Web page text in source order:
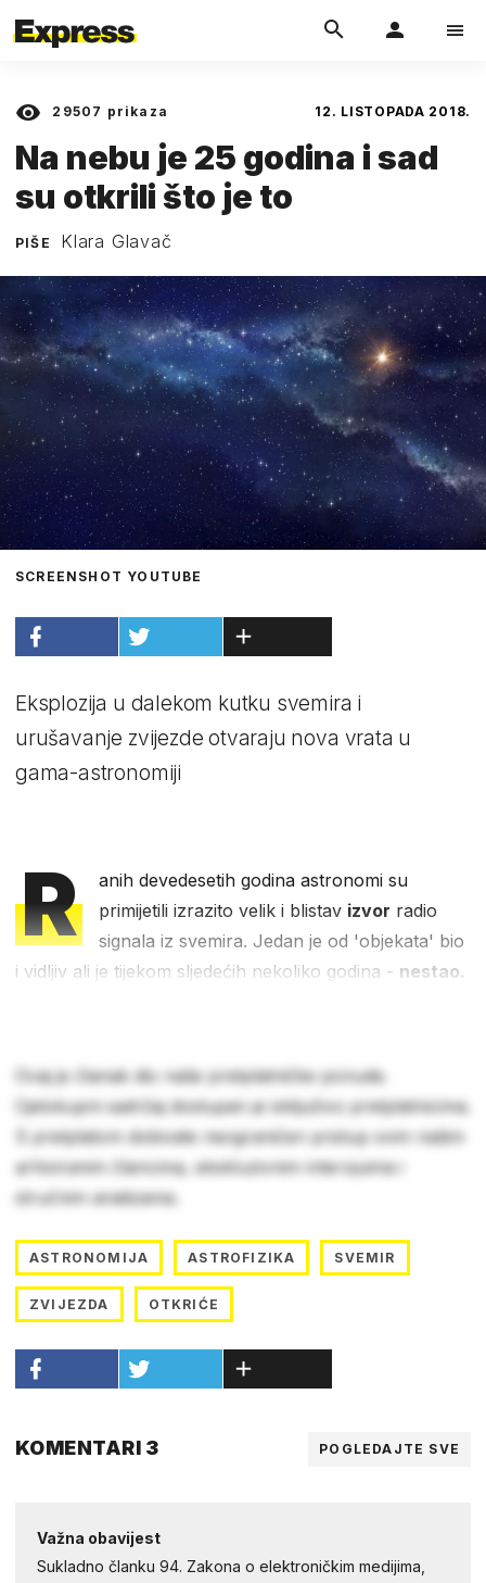
29507 prikaza 12. LISTOPADA 2018.
Na nebu je 25 godina i sad
su otkrili što je to
PIŠE Klara Glavač
SCREENSHOT YOUTUBE
Eksplozija u dalekom kutku svemira i
urušavanje zvijezde otvaraju nova vrata u
gama-astronomiji
R
anih devedesetih godina astronomi su
primijetili izrazito velik i blistav izvor radio
signala iz svemira. Jedan je od 'objekata' bio
i vidljiv ali je tijekom sljedećih nekoliko godina - nestao.
Ovaj je članak dio naše pretplatničke ponude.
Cjelokupni sadržaj dostupan je isključivo pretplatnicima.
S pretplatom dobivate neograničen pristup svim našim
arhiviranim člancima, ekskluzivnim intervjuima i
stručnim analizama.
ASTRONOMIJA ASTROFIZIKA SVEMIR
ZVIJEZDA OTKRIĆE
KOMENTARI 3 POGLEDAJTE SVE
Važna obavijest
Sukladno članku 94. Zakona o elektroničkim medijima,